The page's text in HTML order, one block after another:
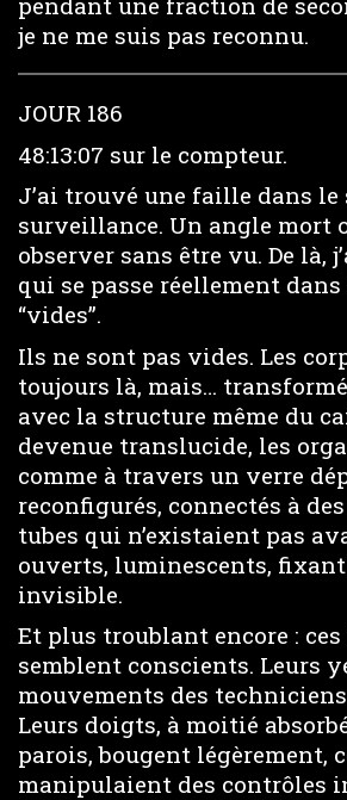
je ne me suis pas reconnu.
JOUR 186
48:13:07 sur le compteur.
J’ai trouvé une faille dans le
surveillance. Un angle mort
observer sans être vu. De là,
qui se passe réellement
“vides”.
Ils ne sont pas vides. Les
toujours là, mais…
avec la structure même du
devenue translucide, les
comme à travers un verre
reconfigurés, connectés à
tubes qui n’existaient pas
ouverts, luminescents,
invisible.
Et plus troublant encore :
semblent conscients. Leurs
mouvements des
Leurs doigts, à moitié
parois, bougent légèrement,
manipulaient des contrôles